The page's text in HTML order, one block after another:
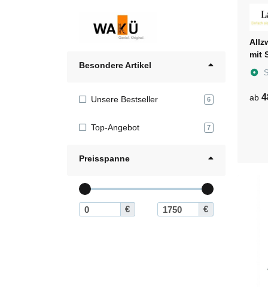
Besondere Artikel
Unsere Bestseller 6
Top-Angebot 7
Preisspanne
€ €
mit
ab